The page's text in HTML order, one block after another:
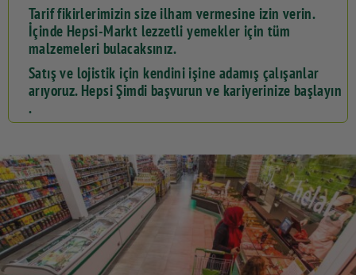
Tarif fikirlerimizin size ilham vermesine izin verin.
İçinde Hepsi-Markt lezzetli yemekler için tüm
malzemeleri bulacaksınız.
Satış ve lojistik için kendini işine adamış çalışanlar
arıyoruz. Hepsi Şimdi başvurun ve kariyerinize başlayın
.